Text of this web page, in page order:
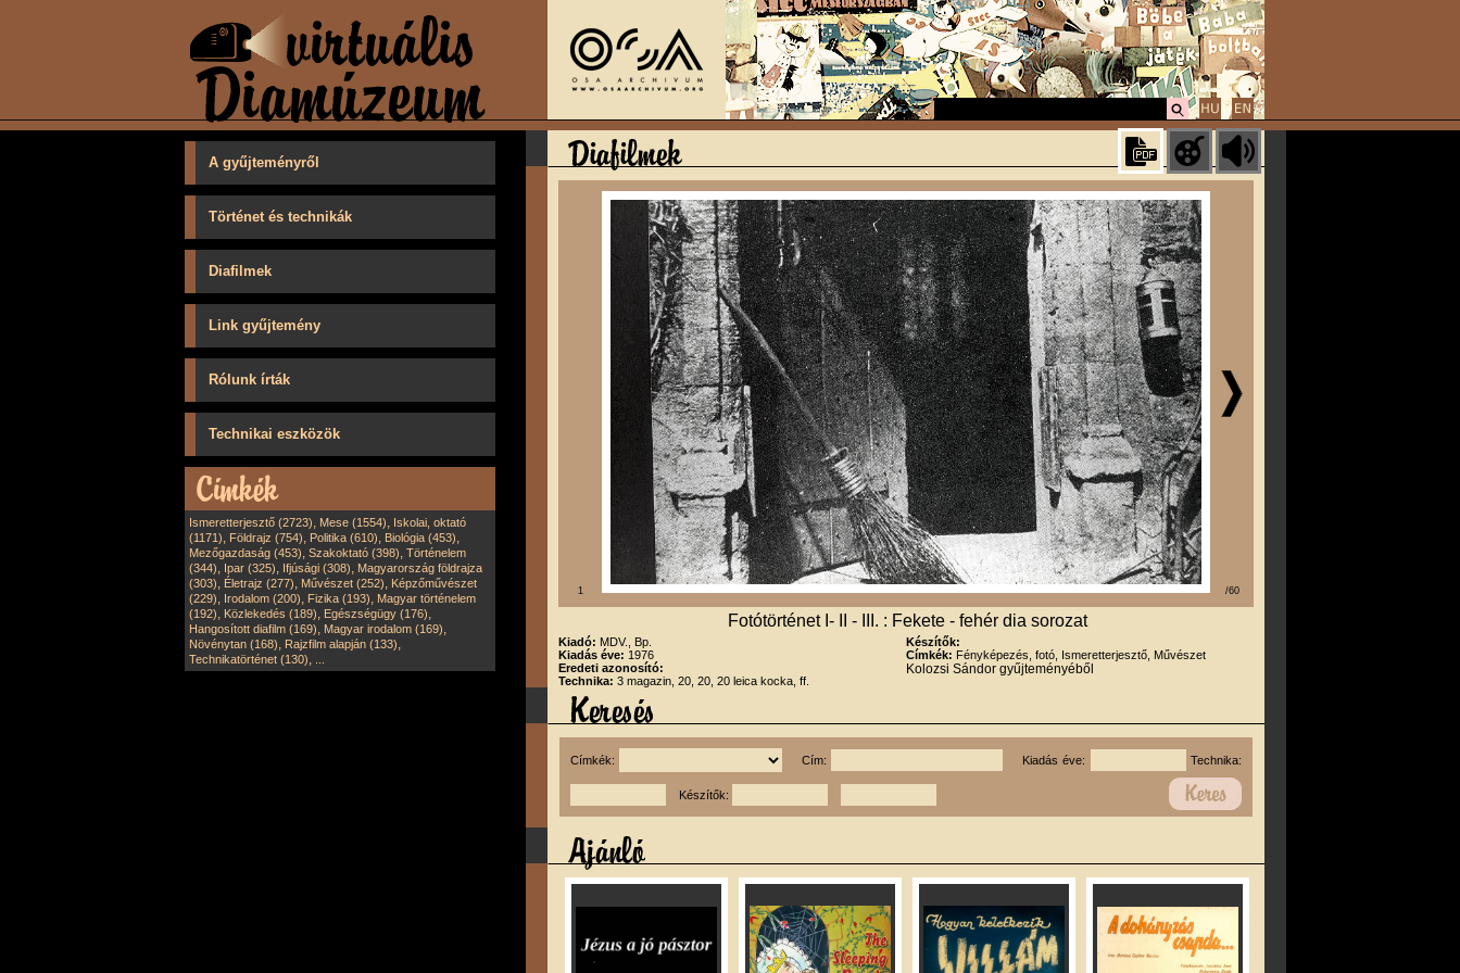
A gyűjteményről
Történet és technikák
Diafilmek
Link gyűjtemény
Rólunk írták
Technikai eszközök
Ismeretterjesztő (2723), Mese (1554), Iskolai, oktató
(1171), Földrajz (754), Politika (610), Biológia (453),
Mezőgazdaság (453), Szakoktató (398), Történelem
(344), Ipar (325), Ifjúsági (308), Magyarország földrajza
(303), Életrajz (277), Művészet (252), Képzőművészet
(229), Irodalom (200), Fizika (193), Magyar történelem
(192), Közlekedés (189), Egészségügy (176),
Hangosított diafilm (169), Magyar irodalom (169),
Növénytan (168), Rajzfilm alapján (133),
Technikatörténet (130),
1 /60
Fotótörténet I- II - III. : Fekete - fehér dia sorozat
Kiadó: MDV., Bp.
Kiadás éve: 1976
Eredeti azonosító:
Technika: 3 magazin, 20, 20, 20 leica kocka, ff.
Készítők:
Címkék: Fényképezés, fotó, Ismeretterjesztő, Művészet
Kolozsi Sándor gyűjteményéből
Címkék: Cím: Kiadás éve: Technika:
Készítők: